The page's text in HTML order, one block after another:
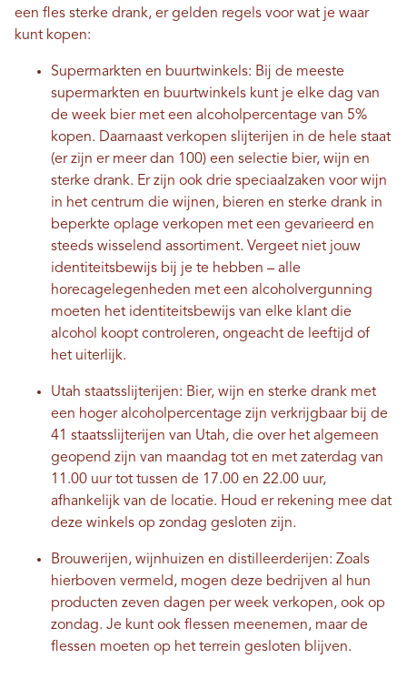
een fles sterke drank, er gelden regels voor wat je waar
kunt kopen:
Supermarkten en buurtwinkels: Bij de meeste
supermarkten en buurtwinkels kunt je elke dag van
de week bier met een alcoholpercentage van 5%
kopen. Daarnaast verkopen slijterijen in de hele staat
(er zijn er meer dan 100) een selectie bier, wijn en
sterke drank. Er zijn ook drie speciaalzaken voor wijn
in het centrum die wijnen, bieren en sterke drank in
beperkte oplage verkopen met een gevarieerd en
steeds wisselend assortiment. Vergeet niet jouw
identiteitsbewijs bij je te hebben – alle
horecagelegenheden met een alcoholvergunning
moeten het identiteitsbewijs van elke klant die
alcohol koopt controleren, ongeacht de leeftijd of
het uiterlijk.
Utah staatsslijterijen: Bier, wijn en sterke drank met
een hoger alcoholpercentage zijn verkrijgbaar bij de
41 staatsslijterijen van Utah, die over het algemeen
geopend zijn van maandag tot en met zaterdag van
11.00 uur tot tussen de 17.00 en 22.00 uur,
afhankelijk van de locatie. Houd er rekening mee dat
deze winkels op zondag gesloten zijn.
Brouwerijen, wijnhuizen en distilleerderijen: Zoals
hierboven vermeld, mogen deze bedrijven al hun
producten zeven dagen per week verkopen, ook op
zondag. Je kunt ook flessen meenemen, maar de
flessen moeten op het terrein gesloten blijven.